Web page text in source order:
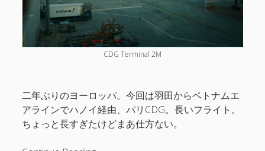
CDG Terminal 2M
二年ぶりのヨーロッパ。今回は羽田からベトナムエ
アラインでハノイ経由、パリCDG。長いフライト。
ちょっと長すぎたけどまあ仕方ない。